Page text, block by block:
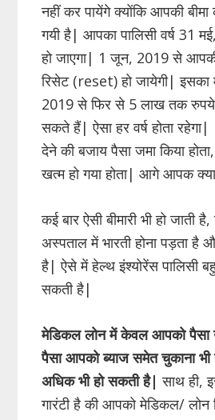
नहीं कर पायेंगे क्योंकि आपकी बीमा
गयी है| आपका पालिसी वर्ष 31
हो जाएगा| 1 जून, 2019 से
रिसेट (reset) हो जायेगी|
2019 से फिर से 5 लाख तक
सकते हैं| ऐसा हर वर्ष होता
देने की बजाय पैसा जमा किया
खत्म हो गया होता| आगे आपक
कई बार ऐसी बीमारी भी हो जाती
अस्पताल में भारती होना पड़ता है
है| ऐसे में हेल्थ इंश्योरेंस पालिसी
सकती है|
मेडिकल लोन में केवल आपको पैसा
पैसा आपको ब्याज समेत चुकाना भी
अधिक भी हो सकती है|साथ ही,
गारंटी है की आपको मेडिकल/ लोन